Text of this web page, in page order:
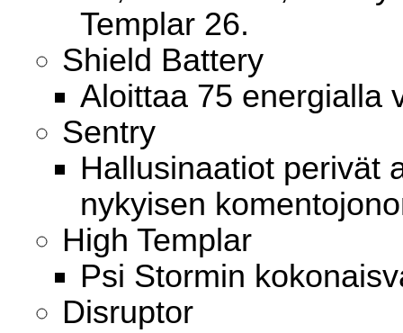
Templar 26.
Shield Battery
Aloittaa 75 energialla
Sentry
Hallusinaatiot perivät
nykyisen
High Templar
Psi Stormin
Disruptor